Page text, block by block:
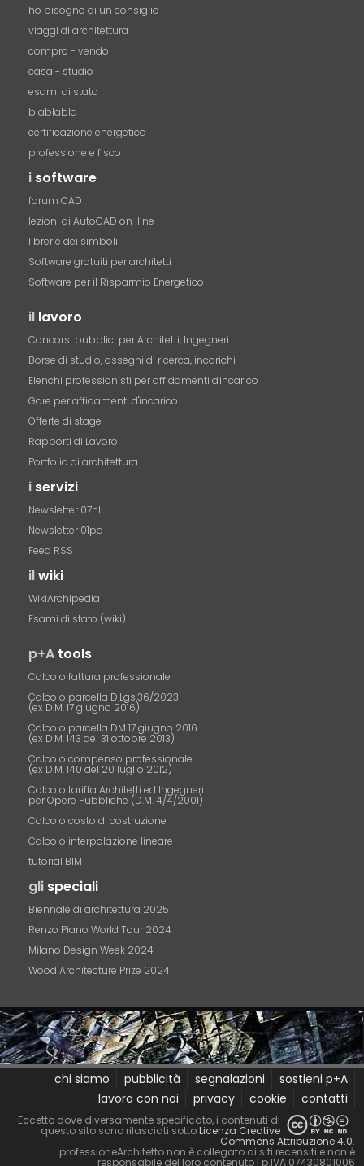
ho bisogno di un consiglio
viaggi di architettura
compro - vendo
casa - studio
esami di stato
blablabla
certificazione energetica
professione e fisco
i software
forum CAD
lezioni di AutoCAD on-line
librerie dei simboli
Software gratuiti per architetti
Software per il Risparmio Energetico
il lavoro
Concorsi pubblici per Architetti, Ingegneri
Borse di studio, assegni di ricerca, incarichi
Elenchi professionisti per affidamenti d'incarico
Gare per affidamenti d'incarico
Offerte di stage
Rapporti di Lavoro
Portfolio di architettura
i servizi
Newsletter 07nl
Newsletter 01pa
Feed RSS
ilwiki
WikiArchipedia
Esami di stato (wiki)
p+A tools
Calcolo fattura professionale
Calcolo parcella D.Lgs.36/2023
(ex D.M. 17 giugno 2016)
Calcolo parcella DM 17 giugno 2016
(ex D.M. 143 del 31 ottobre 2013)
Calcolo compenso professionale
(ex D.M. 140 del 20 luglio 2012)
Calcolo tariffa Architetti ed Ingegneri
per Opere Pubbliche (D.M. 4/4/2001)
Calcolo costo di costruzione
Calcolo interpolazione lineare
tutorial BIM
gli speciali
Biennale di architettura 2025
Renzo Piano World Tour 2024
Milano Design Week 2024
Wood Architecture Prize 2024
chi siamo pubblicità segnalazioni
sostieni p+A
lavora con noi
privacy cookie contatti
Eccetto dove diversamente specificato, i contenuti di
questo sito sono rilasciati sottoLicenza Creative
Commons Attribuzione 4.0.
professioneArchitetto non è collegato ai siti recensiti e non è
responsabile del loro contenuto | p.IVA 07430801006